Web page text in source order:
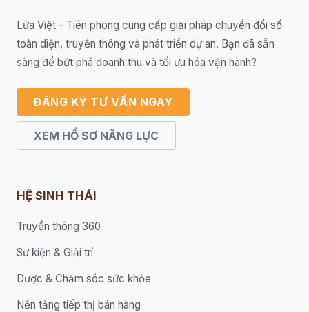
Lửa Việt - Tiên phong cung cấp giải pháp chuyển đổi số
toàn diện, truyền thông và phát triển dự án. Bạn đã sẵn
sàng để bứt phá doanh thu và tối ưu hóa vận hành?
ĐĂNG KÝ TƯ VẤN NGAY
XEM HỒ SƠ NĂNG LỰC
HỆ SINH THÁI
Truyền thông 360
Sự kiện & Giải trí
Dược & Chăm sóc sức khỏe
Nền tảng tiếp thị bán hàng